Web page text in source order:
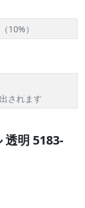
10%）
されます
透明 5183-